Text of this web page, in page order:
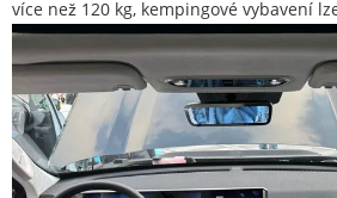
více než 120 kg, kempingové vybavení